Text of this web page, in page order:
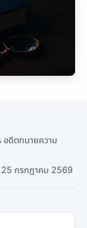
อดีตทนายความ
25 กรกฎาคม 2569